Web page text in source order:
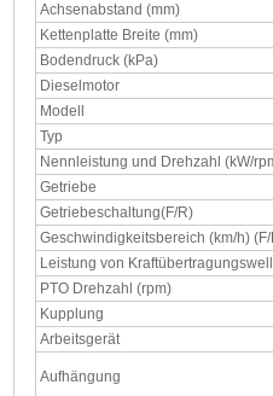
Achsenabstand (mm)
Kettenplatte Breite (mm)
Bodendruck (kPa)
Dieselmotor
Modell
Typ
Nennleistung und Drehzahl (kW/
Getriebe
Getriebeschaltung(F/R)
Geschwindigkeitsbereich (km/h)
Leistung von
PTO Drehzahl (rpm)
Kupplung
Arbeitsgerät
Aufhängung